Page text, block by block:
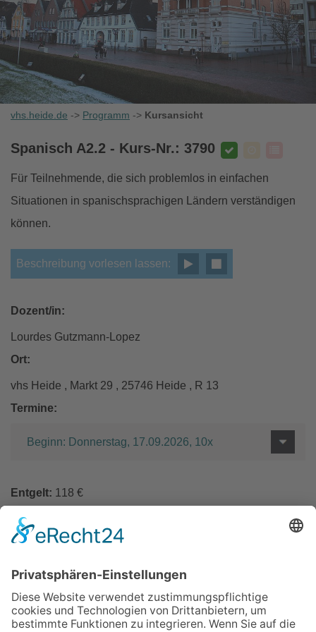
vhs.heide.de -> Programm -> Kursansicht
Spanisch A2.2 - Kurs-Nr.: 3790
Für Teilnehmende, die sich problemlos in einfachen
Situationen in spanischsprachigen Ländern verständigen
können.
Beschreibung vorlesen lassen:
Dozent/in:
Lourdes Gutzmann-Lopez
Ort:
vhs Heide , Markt 29 , 25746 Heide , R 13
Termine:
Beginn: Donnerstag, 17.09.2026, 10x
Entgelt: 118 €
Zurück